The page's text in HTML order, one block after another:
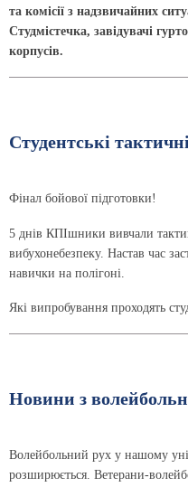
та комісії з надзвичайних
Студмістечка, завідувачі
корпусів.
Студентські
Фінал бойової підготовки!
5 днів КПІшники вивчали
вибухонебезпеку. Настав час
навички на полігоні.
Які випробування проходять
Новини з
Волейбольний рух у нашому
розширюється. Ветерани-